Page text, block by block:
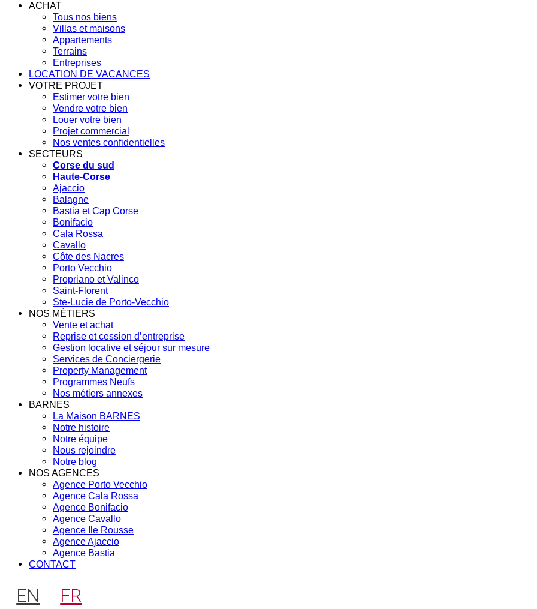
ACHAT
Tous nos biens
Villas et maisons
Appartements
Terrains
Entreprises
LOCATION DE VACANCES
VOTRE PROJET
Estimer votre bien
Vendre votre bien
Louer votre bien
Projet commercial
Nos ventes confidentielles
SECTEURS
Corse du sud
Haute-Corse
Ajaccio
Balagne
Bastia et Cap Corse
Bonifacio
Cala Rossa
Cavallo
Côte des Nacres
Porto Vecchio
Propriano et Valinco
Saint-Florent
Ste-Lucie de Porto-Vecchio
NOS MÉTIERS
Vente et achat
Reprise et cession d’entreprise
Gestion locative et séjour sur mesure
Services de Conciergerie
Property Management
Programmes Neufs
Nos métiers annexes
BARNES
La Maison BARNES
Notre histoire
Notre équipe
Nous rejoindre
Notre blog
NOS AGENCES
Agence Porto Vecchio
Agence Cala Rossa
Agence Bonifacio
Agence Cavallo
Agence Ile Rousse
Agence Ajaccio
Agence Bastia
CONTACT
EN FR